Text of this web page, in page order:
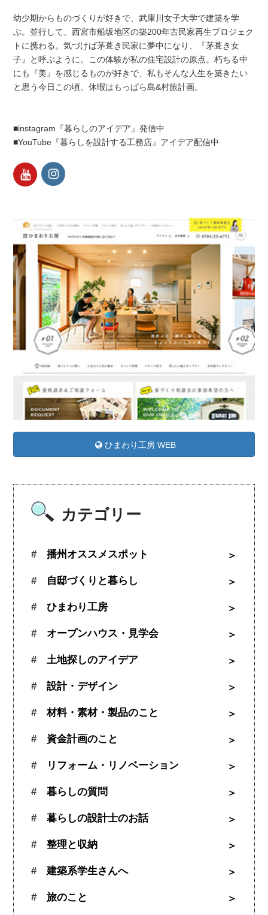
幼少期からものづくりが好きで、武庫川女子大学で建築を学
ぶ。並行して、西宮市船坂地区の築200年古民家再生プロジェク
トに携わる。気づけば茅葺き民家に夢中になり、『茅葺き女
子』と呼ぶように。この体験が私の住宅設計の原点。朽ちる中
にも『美』を感じるものが好きで、私もそんな人生を築きたい
と思う今日この頃。休暇はもっぱら島&村旅計画。
■instagram『暮らしのアイデア』発信中
■YouTube『暮らしを設計する工務店』アイデア配信中
ひまわり工房 WEB
カテゴリー
播州オススメスポット
自邸づくりと暮らし
ひまわり工房
オープンハウス・見学会
土地探しのアイデア
設計・デザイン
材料・素材・製品のこと
資金計画のこと
リフォーム・リノベーション
暮らしの質問
暮らしの設計士のお話
整理と収納
建築系学生さんへ
旅のこと